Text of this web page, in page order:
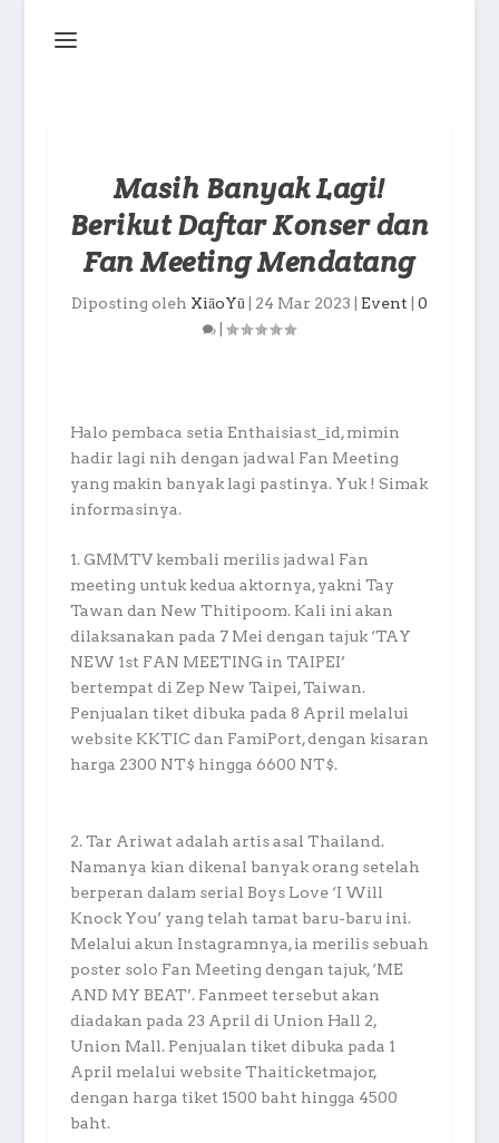
Masih Banyak Lagi!
Berikut Daftar Konser dan
Fan Meeting Mendatang
Diposting oleh XiāoYū 24 Mar 2023 Event
0
|
Halo pembaca setia Enthaisiast_id, mimin
hadir lagi nih dengan jadwal Fan Meeting
yang makin banyak lagi pastinya. Yuk ! Simak
informasinya.
1. GMMTV kembali merilis jadwal Fan
meeting untuk kedua aktornya, yakni Tay
Tawan dan New Thitipoom. Kali ini akan
dilaksanakan pada 7 Mei dengan tajuk ‘TAY
NEW 1st FAN MEETING in TAIPEI’
bertempat di Zep New Taipei, Taiwan.
Penjualan tiket dibuka pada 8 April melalui
website KKTIC dan FamiPort, dengan kisaran
harga 2300 NT$ hingga 6600 NT$.
2. Tar Ariwat adalah artis asal Thailand.
Namanya kian dikenal banyak orang setelah
berperan dalam serial Boys Love ‘I Will
Knock You’ yang telah tamat baru-baru ini.
Melalui akun Instagramnya, ia merilis sebuah
poster solo Fan Meeting dengan tajuk, ‘ME
AND MY BEAT’. Fanmeet tersebut akan
diadakan pada 23 April di Union Hall 2,
Union Mall. Penjualan tiket dibuka pada 1
April melalui website Thaiticketmajor,
dengan harga tiket 1500 baht hingga 4500
baht.